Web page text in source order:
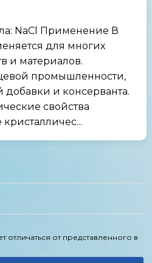
NaCl Применение В
для многих
и материалов.
промышленности,
добавки и консерванта.
свойства
отличаться от представленного в